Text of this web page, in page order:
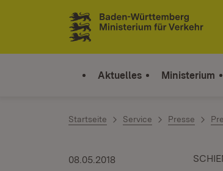
Zum Inhalt springen
Link zur Startseite
Aktuelles Ministerium
Startseite Service Presse
08.05.2018